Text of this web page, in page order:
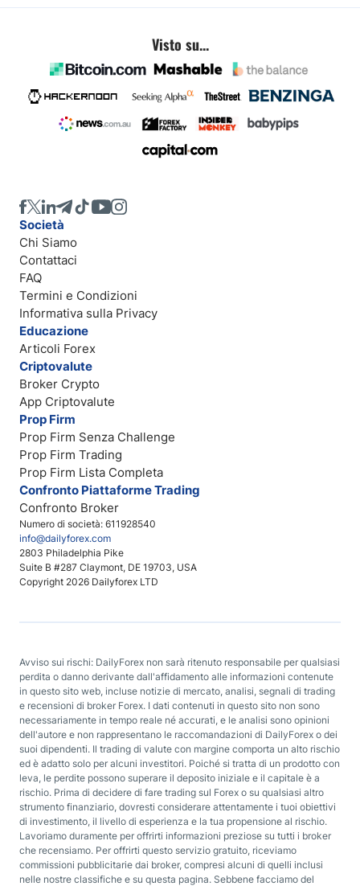
Visto su...
Numero di società: 611928540
info@dailyforex.com
2803 Philadelphia Pike
Suite B #287 Claymont, DE 19703, USA
Copyright 2026 Dailyforex LTD
Società
Chi Siamo
Contattaci
FAQ
Termini e Condizioni
Informativa sulla Privacy
Educazione
Articoli Forex
Criptovalute
Broker Crypto
App Criptovalute
Prop Firm
Prop Firm Senza Challenge
Prop Firm Trading
Prop Firm Lista Completa
Confronto Piattaforme Trading
Confronto Broker
Avviso sui rischi: DailyForex non sarà ritenuto responsabile per qualsiasi
perdita o danno derivante dall'affidamento alle informazioni contenute
in questo sito web, incluse notizie di mercato, analisi, segnali di trading
e recensioni di broker Forex. I dati contenuti in questo sito non sono
necessariamente in tempo reale né accurati, e le analisi sono opinioni
dell'autore e non rappresentano le raccomandazioni di DailyForex o dei
suoi dipendenti. Il trading di valute con margine comporta un alto rischio
ed è adatto solo per alcuni investitori. Poiché si tratta di un prodotto con
leva, le perdite possono superare il deposito iniziale e il capitale è a
rischio. Prima di decidere di fare trading sul Forex o su qualsiasi altro
strumento finanziario, dovresti considerare attentamente i tuoi obiettivi
di investimento, il livello di esperienza e la tua propensione al rischio.
Lavoriamo duramente per offrirti informazioni preziose su tutti i broker
che recensiamo. Per offrirti questo servizio gratuito, riceviamo
commissioni pubblicitarie dai broker, compresi alcuni di quelli inclusi
nelle nostre classifiche e su questa pagina. Sebbene facciamo del